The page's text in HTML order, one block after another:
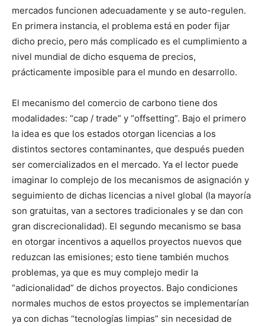
mercados funcionen adecuadamente y se auto-regulen.
En primera instancia, el problema está en poder fijar
dicho precio, pero más complicado es el cumplimiento a
nivel mundial de dicho esquema de precios,
prácticamente imposible para el mundo en desarrollo.
El mecanismo del comercio de carbono tiene dos
modalidades: “cap / trade” y “offsetting”. Bajo el primero
la idea es que los estados otorgan licencias a los
distintos sectores contaminantes, que después pueden
ser comercializados en el mercado. Ya el lector puede
imaginar lo complejo de los mecanismos de asignación y
seguimiento de dichas licencias a nivel global (la mayoría
son gratuitas, van a sectores tradicionales y se dan con
gran discrecionalidad). El segundo mecanismo se basa
en otorgar incentivos a aquellos proyectos nuevos que
reduzcan las emisiones; esto tiene también muchos
problemas, ya que es muy complejo medir la
“adicionalidad” de dichos proyectos. Bajo condiciones
normales muchos de estos proyectos se implementarían
ya con dichas “tecnologías limpias” sin necesidad de